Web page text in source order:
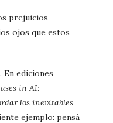
prejuicios
ojos que estos
ediciones
in AI:
los inevitables
ejemplo: pensá